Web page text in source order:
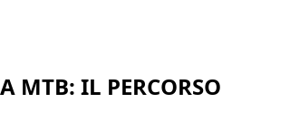
MTB: IL PERCORSO